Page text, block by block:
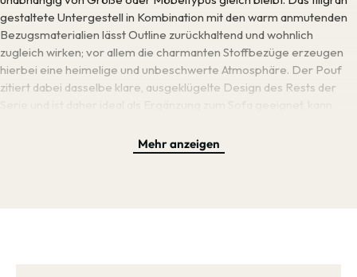
gestaltete Untergestell in Kombination mit den warm anmutenden
Bezugsmaterialien lässt Outline zurückhaltend und wohnlich
zugleich wirken; vor allem die charmanten Stoffbezüge erzeugen
hierbei eine heimelige und unbeschwerte Atmosphäre. Der Pouf
zitiert dabei dasselbe klare, ausgeklügelte Design des Rests der
Sitzgelegenheit. Seine weiche Kaltschaumpolsterung ist äußerst
komfortabel, während die schlanken Beine aus Aluminium ihm
Mehr anzeigen